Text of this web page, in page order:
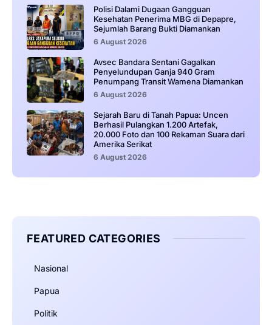
‎Polisi Dalami Dugaan Gangguan
Kesehatan Penerima MBG di Depapre,
Sejumlah Barang Bukti Diamankan
6 August 2026
Avsec Bandara Sentani Gagalkan
Penyelundupan Ganja 940 Gram
Penumpang Transit Wamena Diamankan
6 August 2026
Sejarah Baru di Tanah Papua: Uncen
Berhasil Pulangkan 1.200 Artefak,
20.000 Foto dan 100 Rekaman Suara dari
Amerika Serikat
6 August 2026
FEATURED CATEGORIES
Nasional
Papua
Politik